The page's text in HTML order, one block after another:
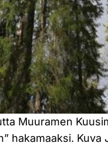
Muuramen
hakamaaksi. Kuva